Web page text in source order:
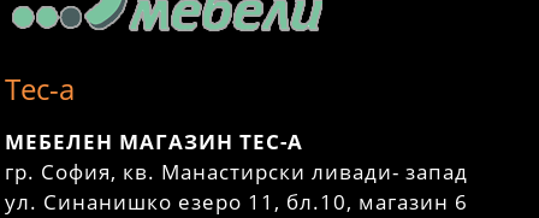
Тес-а
МЕБЕЛЕН МАГАЗИН ТЕС-А
гр. София, кв. Манастирски ливади- запад
ул. Синанишко езеро 11, бл.10, магазин 6